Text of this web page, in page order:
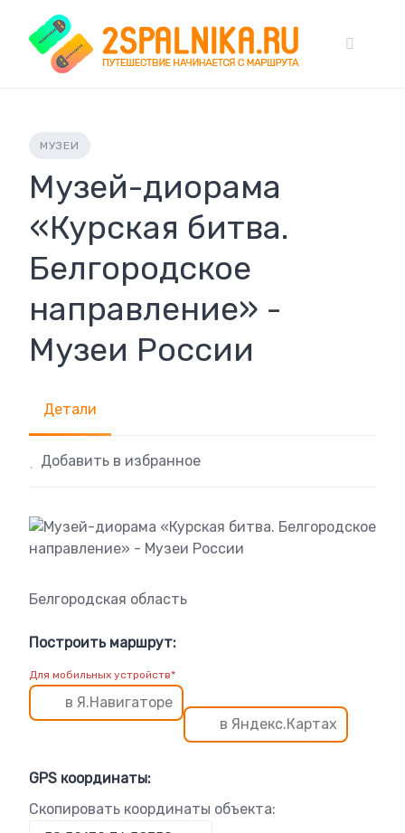
content
МУЗЕИ
Музей-диорама
«Курская битва.
Белгородское
направление» -
Музеи России
Детали
Добавить в избранное
Белгородская область
Построить маршрут:
Для мобильных устройств*
в Я.Навигаторе
в Яндекс.Картах
GPS координаты:
Скопировать координаты объекта: